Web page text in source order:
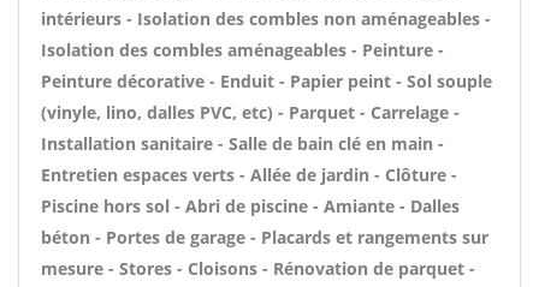
intérieurs - Isolation des combles non aménageables -
Isolation des combles aménageables - Peinture -
Peinture décorative - Enduit - Papier peint - Sol souple
(vinyle, lino, dalles PVC, etc) - Parquet - Carrelage -
Installation sanitaire - Salle de bain clé en main -
Entretien espaces verts - Allée de jardin - Clôture -
Piscine hors sol - Abri de piscine - Amiante - Dalles
béton - Portes de garage - Placards et rangements sur
mesure - Stores - Cloisons - Rénovation de parquet -